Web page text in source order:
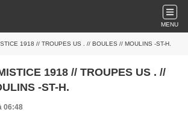
MENU
1918 // TROUPES US . // BOULES // MOULINS -ST-H.
BOULES // MOULINS -ST-H.
06:48